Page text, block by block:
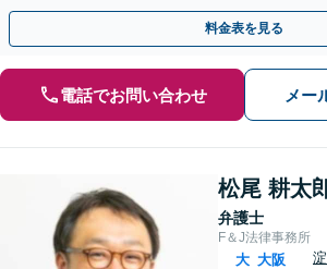
料金表を見る
電話でお問い合わせ メー
松尾 耕太
弁護士
F＆J法律事務所
大 大阪